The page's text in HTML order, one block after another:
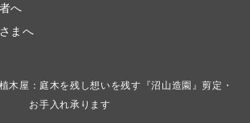
へ
まへ
木屋：庭木を残し想いを残す『沼山造園』剪定・
お手入れ承ります